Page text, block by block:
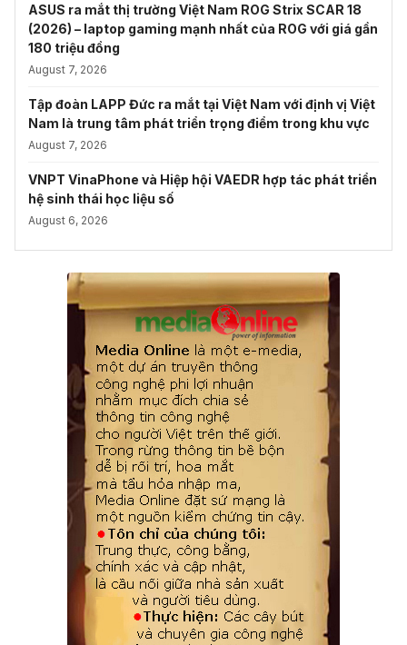
ASUS ra mắt thị trường Việt Nam ROG Strix SCAR 18
(2026) – laptop gaming mạnh nhất của ROG với giá gần
180 triệu đồng
August 7, 2026
Tập đoàn LAPP Đức ra mắt tại Việt Nam với định vị Việt
Nam là trung tâm phát triển trọng điểm trong khu vực
August 7, 2026
VNPT VinaPhone và Hiệp hội VAEDR hợp tác phát triển
hệ sinh thái học liệu số
August 6, 2026